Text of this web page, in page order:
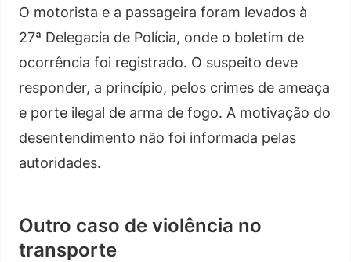
O motorista e a passageira foram levados à
27ª Delegacia de Polícia, onde o boletim de
ocorrência foi registrado. O suspeito deve
responder, a princípio, pelos crimes de ameaça
e porte ilegal de arma de fogo. A motivação do
desentendimento não foi informada pelas
autoridades.
Outro caso de violência no
transporte